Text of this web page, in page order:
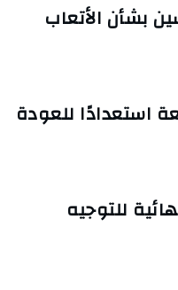
بشأن الأتعاب
استعدادًا للعودة
للتوجيه